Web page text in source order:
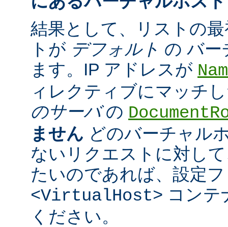
結果として、リストの
トが デフォルト の バー
ます。IP アドレスが
ィレクティブにマッチ
のサーバの
ません どのバーチャル
ないリクエストに対し
たいのであれば、設定
<VirtualHost> コンテ
ください。